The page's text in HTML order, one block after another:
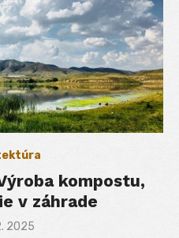
kompostu,
v záhrade
2025